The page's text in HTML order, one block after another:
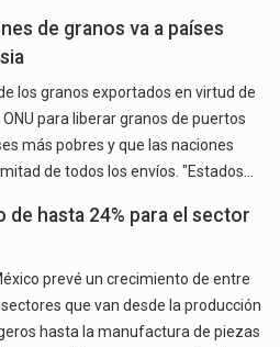
de granos va a países
los granos exportados en virtud de
para liberar granos de puertos
más pobres y que las naciones
de todos los envíos. "Estados…
hasta 24% para el sector
prevé un crecimiento de entre
que van desde la producción
hasta la manufactura de piezas